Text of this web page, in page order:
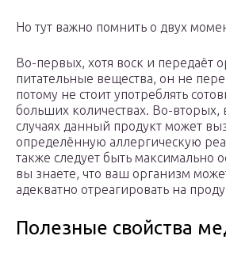
Но тут важно помнить о двух
Во-первых, хотя воск и передаёт
питательные вещества, он не
потому не стоит употреблять
больших количествах. Во-вторых,
случаях данный продукт может
определённую аллергическую
также следует быть максимально
вы знаете, что ваш организм
адекватно отреагировать на
Полезные свойства